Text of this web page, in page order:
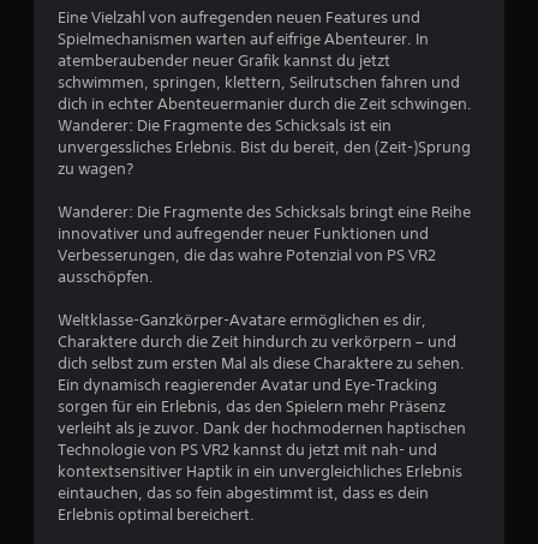
S
e
e
a
u
e
s
S
p
e
i
c
h
r
n
D
k
a
n
n
s
t
m
a
n
u
Eine Vielzahl von aufregenden neuen Features und
Spielmechanismen warten auf eifrige Abenteurer. In
atemberaubender neuer Grafik kannst du jetzt
schwimmen, springen, klettern, Seilrutschen fahren und
dich in echter Abenteuermanier durch die Zeit schwingen.
Wanderer: Die Fragmente des Schicksals ist ein
unvergessliches Erlebnis. Bist du bereit, den (Zeit-)Sprung
zu wagen?
Wanderer: Die Fragmente des Schicksals bringt eine Reihe
innovativer und aufregender neuer Funktionen und
Verbesserungen, die das wahre Potenzial von PS VR2
ausschöpfen.
Weltklasse-Ganzkörper-Avatare ermöglichen es dir,
Charaktere durch die Zeit hindurch zu verkörpern – und
dich selbst zum ersten Mal als diese Charaktere zu sehen.
Ein dynamisch reagierender Avatar und Eye-Tracking
sorgen für ein Erlebnis, das den Spielern mehr Präsenz
verleiht als je zuvor. Dank der hochmodernen haptischen
Technologie von PS VR2 kannst du jetzt mit nah- und
kontextsensitiver Haptik in ein unvergleichliches Erlebnis
eintauchen, das so fein abgestimmt ist, dass es dein
Erlebnis optimal bereichert.